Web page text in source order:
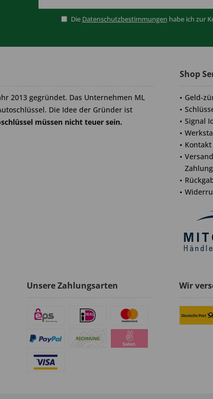
Die Datenschutzbestimmungen habe ich zur
2013 gegründet. Das Unternehmen ML
Die Idee der Gründer ist
müssen nicht teuer sein.
Shop
Geld-
Signal
Kontakt
Unsere Zahlungsarten Wir